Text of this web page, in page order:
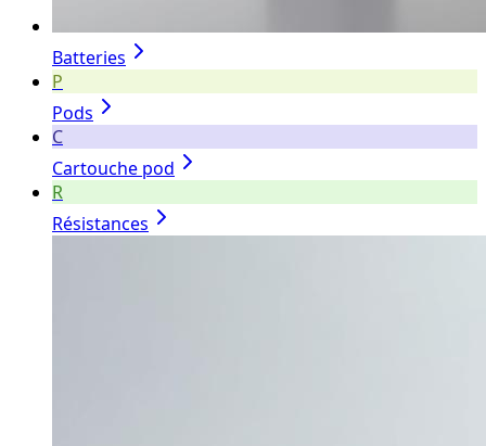
Batteries
P
Pods
C
Cartouche pod
R
Résistances